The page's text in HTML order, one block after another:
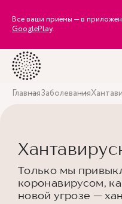
Все ваши приемы — в
GooglePlay.
ГлавнаяЗаболевания
Только мы
коронавирусом,
новой угрозе —